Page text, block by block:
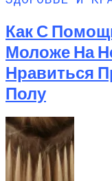
Как С
Моложе На
Нравиться
Полу